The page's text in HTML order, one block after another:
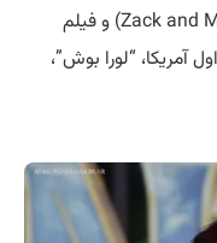
فیلم پورنو می‌سازند” (Zack and Miri Make a Porno) و فیلم